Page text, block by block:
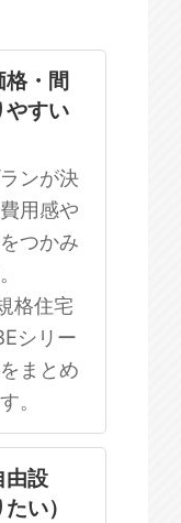
い
格・間
やすい
ンが決
用感や
つかみ
格住宅
シリー
まとめ
。
由設
い）